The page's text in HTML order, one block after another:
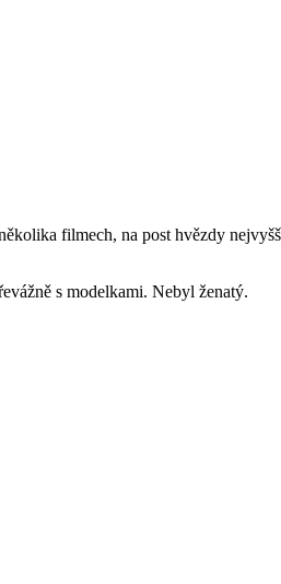
filmech, na post hvězdy
s modelkami. Nebyl ženatý.